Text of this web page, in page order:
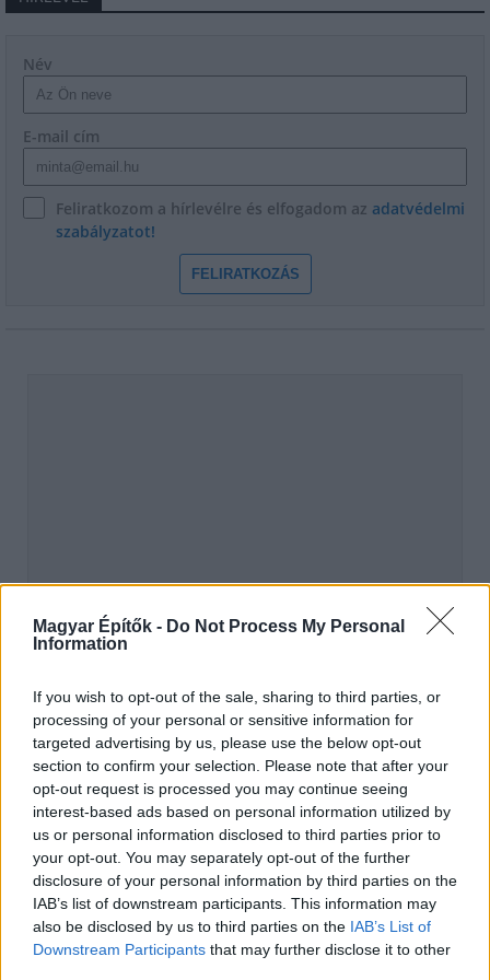
Magyar Építők - Do Not Process My Personal
Information
If you wish to opt-out of the sale, sharing to third parties, or
processing of your personal or sensitive information for
targeted advertising by us, please use the below opt-out
section to confirm your selection. Please note that after your
opt-out request is processed you may continue seeing
interest-based ads based on personal information utilized by
us or personal information disclosed to third parties prior to
your opt-out. You may separately opt-out of the further
disclosure of your personal information by third parties on the
IAB’s list of downstream participants. This information may
also be disclosed by us to third parties on the IAB’s List of
Downstream Participants that may further disclose it to other
Név
E-mail cím
Feliratkozom a hírlevélre és elfogadom az adatvédelmi
szabályzatot!
FELIRATKOZÁS
AJÁNLÓ
Mi épül?